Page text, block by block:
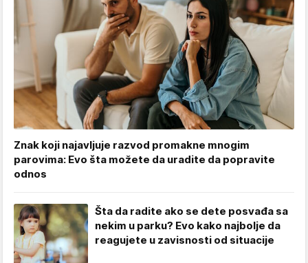
Znak koji najavljuje razvod promakne mnogim
parovima: Evo šta možete da uradite da popravite
odnos
Šta da radite ako se dete posvađa sa
nekim u parku? Evo kako najbolje da
reagujete u zavisnosti od situacije